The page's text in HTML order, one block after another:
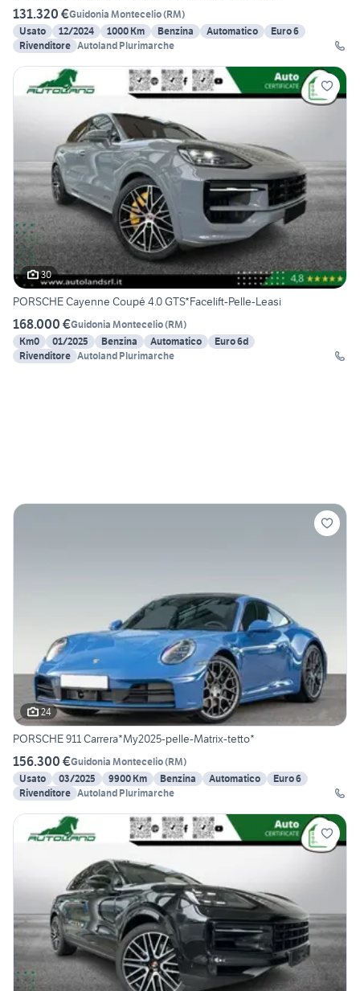
131.320 €Guidonia Montecelio(RM)
Usato
12/2024 1000 Km Benzina Automatico
Euro 6
Rivenditore Autoland Plurimarche
30
PORSCHE Cayenne Coupé 4.0 GTS*Facelift-Pelle-Leasi
168.000 €Guidonia Montecelio(RM)
Km0
01/2025 Benzina Automatico
Euro 6d
Rivenditore Autoland Plurimarche
24
PORSCHE 911 Carrera*My2025-pelle-Matrix-tetto*
156.300 €Guidonia Montecelio(RM)
Usato
03/2025 9900 Km Benzina Automatico
Euro 6
Rivenditore Autoland Plurimarche